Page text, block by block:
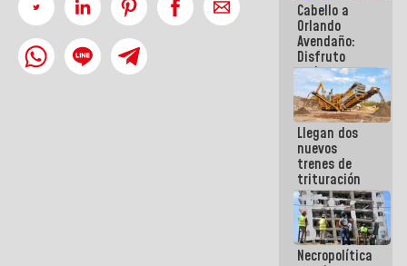
Cabello a
Orlando
Avendaño:
Disfruto
cada vez
que escribes
porque lo
que haces
es
embarrarla
Llegan dos
nuevos
trenes de
trituración
para
optimizar
manejo de
escombros
en La Guaira
Necropolítica